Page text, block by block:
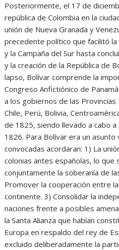
Posteriormente, el 17 de
república de Colombia en la
unión de Nueva Granada y
precedente político que facilitó
y la Campaña del Sur hasta
y la creación de la República de
lapso, Bolívar comprende la
Congreso Anfictiónico de
a los gobiernos de las Provincias
Chile, Perú, Bolivia,
de 1825, siendo llevado a cabo
1826. Para Bolívar era un asunto
convocadas acordaran: 1) La
colonias antes españolas, lo
conjuntamente la soberanía de
Promover la cooperación entre
continente. 3) Consolidar la
naciones frente a posibles
la Santa Alianza que habían
Europa en respaldo del rey de
excluido deliberadamente la